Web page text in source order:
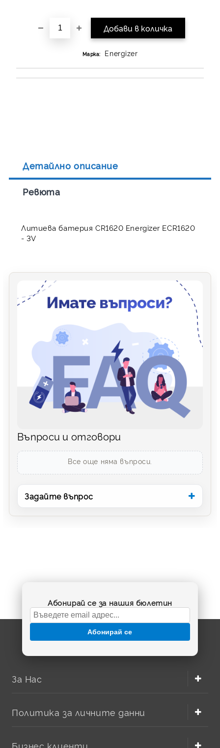
Марка: Energizer
Детайлно описание
Ревюта
Литиева батерия CR1620 Energizer ECR1620
- 3V
Въпроси и отговори
Все още няма въпроси.
Задайте въпрос
Абонирай се за нашия бюлетин
Абонирай се
За Нас
Политика за личните данни
Бизнес клиенти